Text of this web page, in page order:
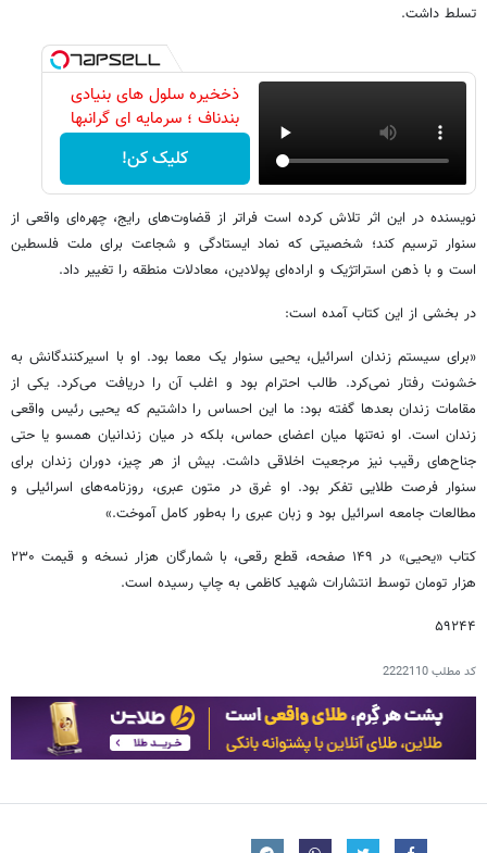
تسلط داشت.
ذخخیره سلول های بنیادی
بندناف ؛ سرمایه ای گرانبها
کلیک کن!
نویسنده در این اثر تلاش کرده است فراتر از قضاوت‌های رایج، چهره‌ای واقعی از
سنوار ترسیم کند؛ شخصیتی که نماد ایستادگی و شجاعت برای ملت فلسطین
است و با ذهن استراتژیک و اراده‌ای پولادین، معادلات منطقه را تغییر داد.
در بخشی از این کتاب آمده است:
«برای سیستم زندان اسرائیل، یحیی سنوار یک معما بود. او با اسیرکنندگانش به
خشونت رفتار نمی‌کرد. طالب احترام بود و اغلب آن را دریافت می‌کرد. یکی از
مقامات زندان بعدها گفته بود: ما این احساس را داشتیم که یحیی رئیس واقعی
زندان است. او نه‌تنها میان اعضای حماس، بلکه در میان زندانیان همسو یا حتی
جناح‌های رقیب نیز مرجعیت اخلاقی داشت. بیش از هر چیز، دوران زندان برای
سنوار فرصت طلایی تفکر بود. او غرق در متون عبری، روزنامه‌های اسرائیلی و
مطالعات جامعه اسرائیل بود و زبان عبری را به‌طور کامل آموخت.»
کتاب «یحیی» در ۱۴۹ صفحه، قطع رقعی، با شمارگان هزار نسخه و قیمت ۲۳۰
هزار تومان توسط انتشارات شهید کاظمی به چاپ رسیده است.
۵۹۲۴۴
کد مطلب2222110